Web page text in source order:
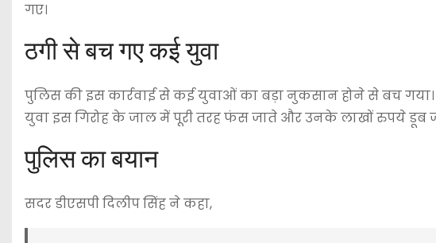
गए।
ठगी से बच गए कई युवा
पुलिस की इस कार्रवाई से कई युवाओं का बड़ा नुकसान होने से बच गया।
युवा इस गिरोह के जाल में पूरी तरह फंस जाते और उनके लाखों रुपये डूब
पुलिस का बयान
सदर डीएसपी दिलीप सिंह ने कहा,